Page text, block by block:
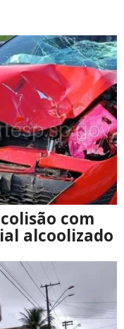
com
alcoolizado